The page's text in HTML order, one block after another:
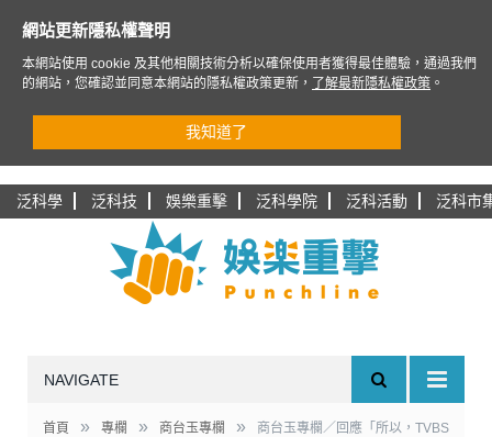
泛科學 泛科技 娛樂重擊 泛科學院 泛科活動 泛科市
NAVIGATE
首頁 » 專欄 » 商台玉專欄 »
商台玉專欄／回應「所以，TVBS
網站更新隱私權聲明
本網站使用 cookie 及其他相關技術分析以確保使用者獲得最佳體驗，通過我們
的網站，您確認並同意本網站的隱私權政策更新，
了解最新隱私權政策 。
我知道了